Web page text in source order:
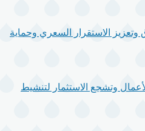
وتعزيز الاستقرار السعري وحماية
وتشجع الاستثمار لتنشيط